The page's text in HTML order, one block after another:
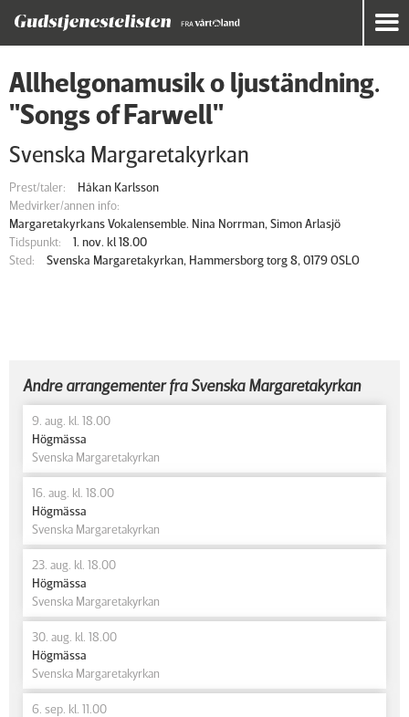
Allhelgonamusik o ljuständning.
"Songs of Farwell"
Svenska Margaretakyrkan
Prest/taler:
Håkan Karlsson
Medvirker/annen info:
Margaretakyrkans Vokalensemble. Nina Norrman, Simon Arlasjö
Tidspunkt:
1. nov. kl 18.00
Sted:
Svenska Margaretakyrkan, Hammersborg torg 8, 0179 OSLO
Andre arrangementer fra Svenska Margaretakyrkan
9. aug. kl. 18.00
Högmässa
Svenska Margaretakyrkan
16. aug. kl. 18.00
Högmässa
Svenska Margaretakyrkan
23. aug. kl. 18.00
Högmässa
Svenska Margaretakyrkan
30. aug. kl. 18.00
Högmässa
Svenska Margaretakyrkan
6. sep. kl. 11.00